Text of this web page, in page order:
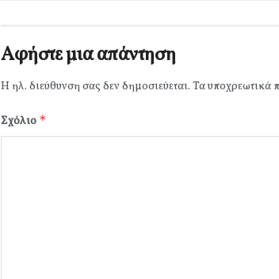
Αφήστε μια απάντηση
Η ηλ. διεύθυνση σας δεν δημοσιεύεται. Τα υποχρεωτικά
Σχόλιο *